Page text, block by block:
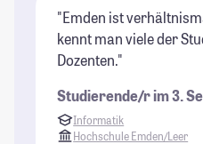
"Emden ist
kennt man viele der
Dozenten."
Studierende/r im 3.
Informatik
Hochschule Emden/Leer